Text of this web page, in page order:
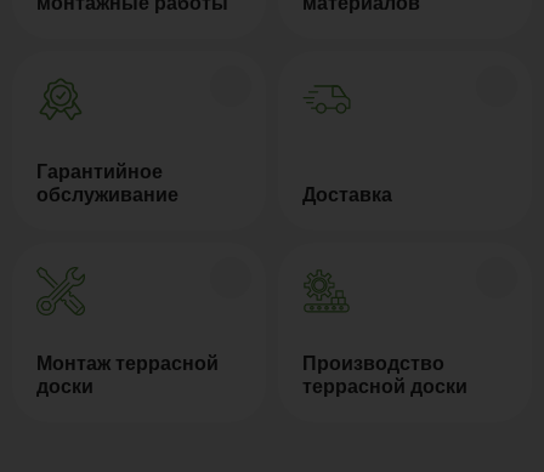
Гарантийное
обслуживание
Доставка
Монтаж террасной
доски
Производство
террасной доски